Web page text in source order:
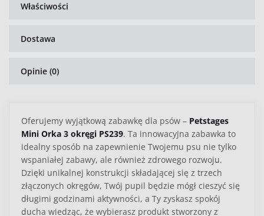
Właściwości
Dostawa
Opinie (0)
Oferujemy wyjątkową zabawkę dla psów – Petstages
Mini Orka 3 okręgi PS239. Ta innowacyjna zabawka to
idealny sposób na zapewnienie Twojemu psu nie tylko
wspaniałej zabawy, ale również zdrowego rozwoju.
Dzięki unikalnej konstrukcji składającej się z trzech
złączonych okręgów, Twój pupil będzie mógł cieszyć się
długimi godzinami aktywności, a Ty zyskasz spokój
ducha wiedząc, że wybierasz produkt stworzony z